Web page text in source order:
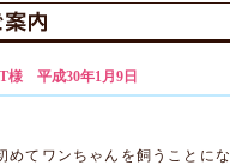
平成30年1月9日
めてワンちゃんを飼うことに